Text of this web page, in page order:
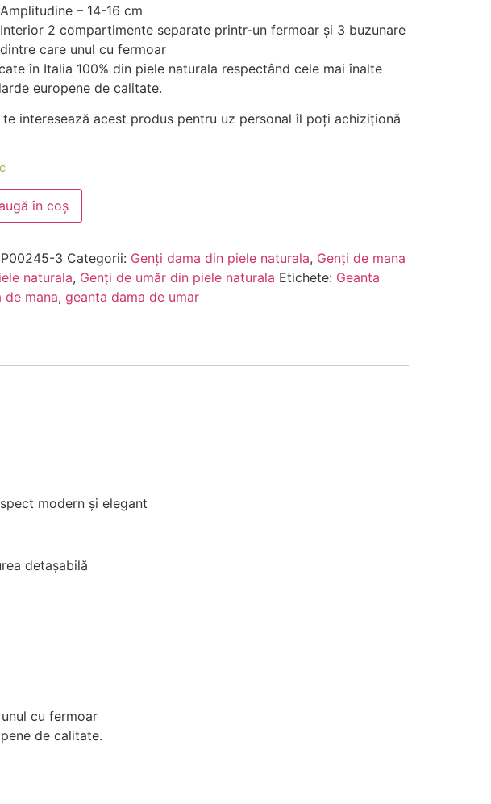
Amplitudine – 14-16 cm
Interior 2 compartimente separate printr-un fermoar și 3 buzunare
dintre care unul cu fermoar
în Italia 100% din piele naturala respectând cele mai înalte
europene de calitate.
te interesează acest produs pentru uz personal îl poți achiziționă
în coș
P00245-3 Categorii: Genți dama din piele naturala, Genți de mana
naturala, Genți de umăr din piele naturala Etichete: Geanta
de mana, geanta dama de umar
modern și elegant
detașabilă
cu fermoar
de calitate.